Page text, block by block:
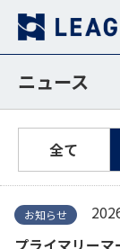
ニュース
全て
お知らせ